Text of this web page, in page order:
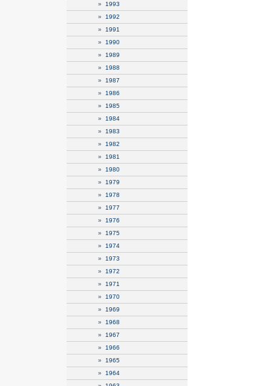
» 1993
» 1992
» 1991
» 1990
» 1989
» 1988
» 1987
» 1986
» 1985
» 1984
» 1983
» 1982
» 1981
» 1980
» 1979
» 1978
» 1977
» 1976
» 1975
» 1974
» 1973
» 1972
» 1971
» 1970
» 1969
» 1968
» 1967
» 1966
» 1965
» 1964